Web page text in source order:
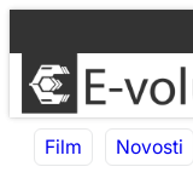
na
sadržaj
Film Novosti